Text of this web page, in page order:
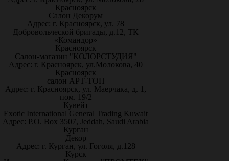
Красноярск
Салон Декорум
Адрес: г. Красноярск, ул. 78
Добровольческой бригады, д.12, ТК
«Командор»
Красноярск
Салон-магазин "КОЛОРСТУДИЯ"
Адрес: г. Красноярск, ул.Молокова, 40
Красноярск
салон АРТ-ТОН
Адрес: г. Красноярск, ул. Маерчака, д. 1,
пом. 19/2
Кувейт
Exotic International General Trading Kuwait
Адрес: P.O. Box 3507, Jeddah, Saudi Arabia
Курган
Декор
Адрес: г. Курган, ул. Гоголя, д.128
Курск